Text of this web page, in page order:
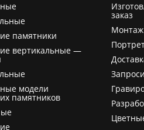
памятники
вертикальные —
модели
памятников
заказ